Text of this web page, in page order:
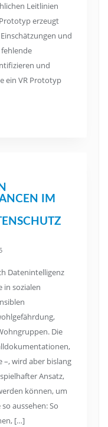
Leitlinien
erzeugt
und
und
ein VR Prototyp
IM
Datenintelligenz
in sozialen
Die
–, wird aber bislang
Ansatz,
können, um
aussehen: So
[…]